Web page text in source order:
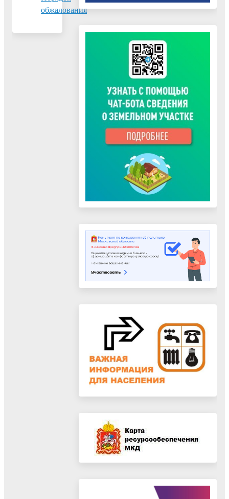
обжалования